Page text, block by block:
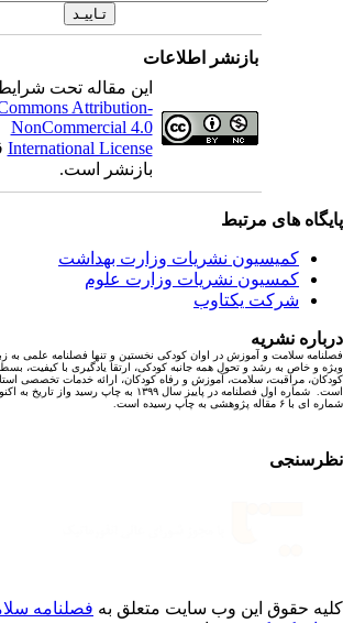
بازنشر اطلاعات
این مقاله تحت شرایط
Commons Attribution-
NonCommercial 4.0
International License
بازنشر است.
های مرتبط
کمیسیون نشریات وزارت بهداشت
کمسیون نشریات وزارت علوم
شرکت یکتاوب
نشریه
سلامت و آموزش در اوان کودکی نخستین و تنها فصلنامه علمی به
و خاص به رشد و تحول همه جانبه کودکی، ارتقا یادگیری با کیفیت،
مراقبت، سلامت، آموزش و رفاه کودکان، ارائه خدمات تخصصی
است. شماره اول فصلنامه در پاییز سال ۱۳۹۹ به چاپ
۶ مقاله پژوهشی به چاپ رسیده است.
حقوق این وب سایت متعلق بهفصلنامه